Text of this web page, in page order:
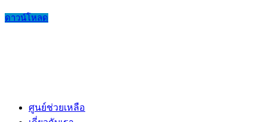
ดาวน์โหลด
ศูนย์ช่วยเหลือ